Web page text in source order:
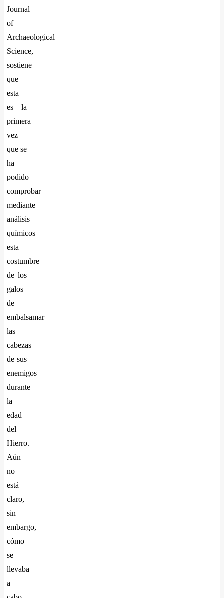
Journal
of
Archaeological
Science,
sostiene
que
esta
es la
primera
vez
que se
ha
podido
comprobar
mediante
análisis
químicos
esta
costumbre
de los
galos
de
embalsamar
las
cabezas
de sus
enemigos
durante
la
edad
del
Hierro.
Aún
no
está
claro,
sin
embargo,
cómo
se
llevaba
a